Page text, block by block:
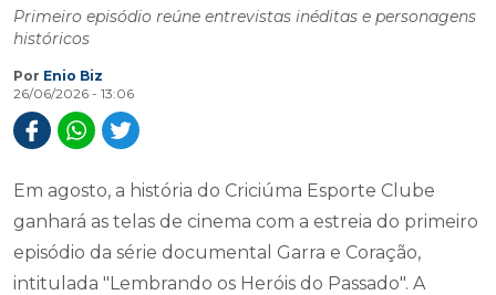
Primeiro episódio reúne entrevistas inéditas e personagens
históricos
Por Enio Biz
26/06/2026 - 13:06
Em agosto, a história do Criciúma Esporte Clube
ganhará as telas de cinema com a estreia do primeiro
episódio da série documental Garra e Coração,
intitulada "Lembrando os Heróis do Passado". A